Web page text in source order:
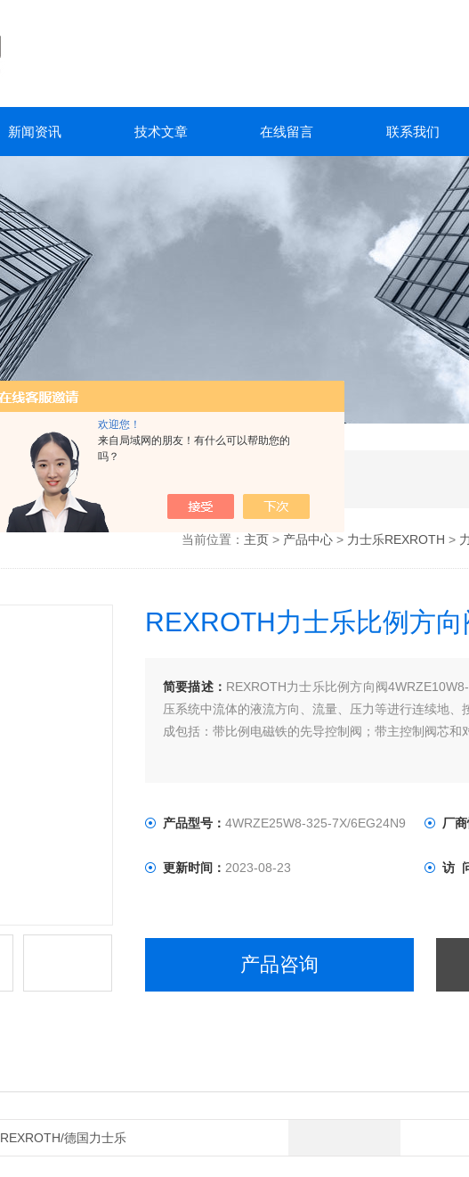
欢迎您！
来自局域网的朋友！有什么可以帮助您的
吗？
新闻资讯 技术文章 在线留言 联系我们
当前位置： 主页> 产品中心> 力士乐REXROTH >
REXROTH力士乐比例方向
简要描述： REXROTH力士乐比例方向阀
压系统中流体的液流方向、流量、压力等进行连续地
成包括：带比例电磁铁的先导控制阀；带主控制阀芯和
产品型号： 4WRZE25W8-325-7X/6EG24N9 厂
更新时间： 2023-08-23 访
产品咨询
REXROTH/德国力士乐